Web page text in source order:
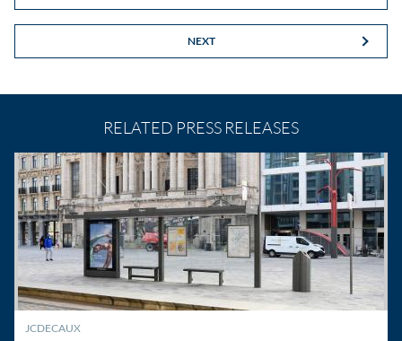
NEXT
RELATED PRESS RELEASES
JCDECAUX